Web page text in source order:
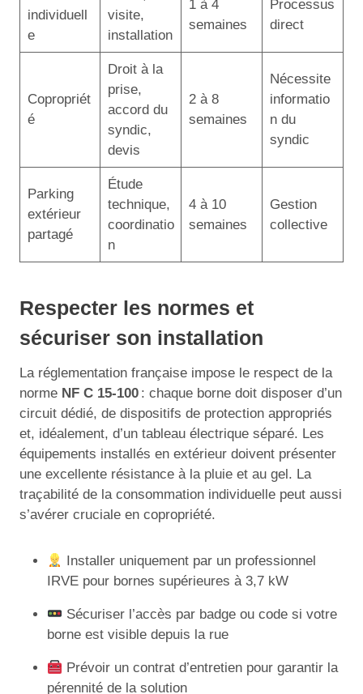
individuell
e
visite,
installation
1 à 4
semaines
Processus
direct
Copropriét
é
Droit à la
prise,
accord du
syndic,
devis
2 à 8
semaines
Nécessite
informatio
n du
syndic
Parking
extérieur
partagé
Étude
technique,
coordinatio
n
4 à 10
semaines
Gestion
collective
Respecter les normes et
sécuriser son installation
La réglementation française impose le respect de la
norme NF C 15-100 : chaque borne doit disposer d’un
circuit dédié, de dispositifs de protection appropriés
et, idéalement, d’un tableau électrique séparé. Les
équipements installés en extérieur doivent présenter
une excellente résistance à la pluie et au gel. La
traçabilité de la consommation individuelle peut aussi
s’avérer cruciale en copropriété.
Installer uniquement par un professionnel
IRVE pour bornes supérieures à 3,7 kW
Sécuriser l’accès par badge ou code si votre
borne est visible depuis la rue
Prévoir un contrat d’entretien pour garantir la
pérennité de la solution